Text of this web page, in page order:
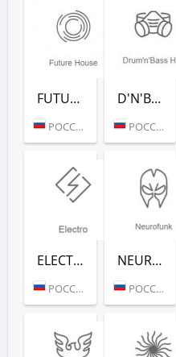
FUTURE HOUSE (РАДИО РЕКОРД)
РОССИЯ (МОСКВА)
D'N'B CLASSICS (РАДИО РЕКОРД)
РОССИЯ (МОСКВА)
ELECTRO (РАДИО РЕКОРД)
РОССИЯ (МОСКВА)
NEUROFUNK (РАДИО РЕКОРД)
РОССИЯ (МОСКВА)